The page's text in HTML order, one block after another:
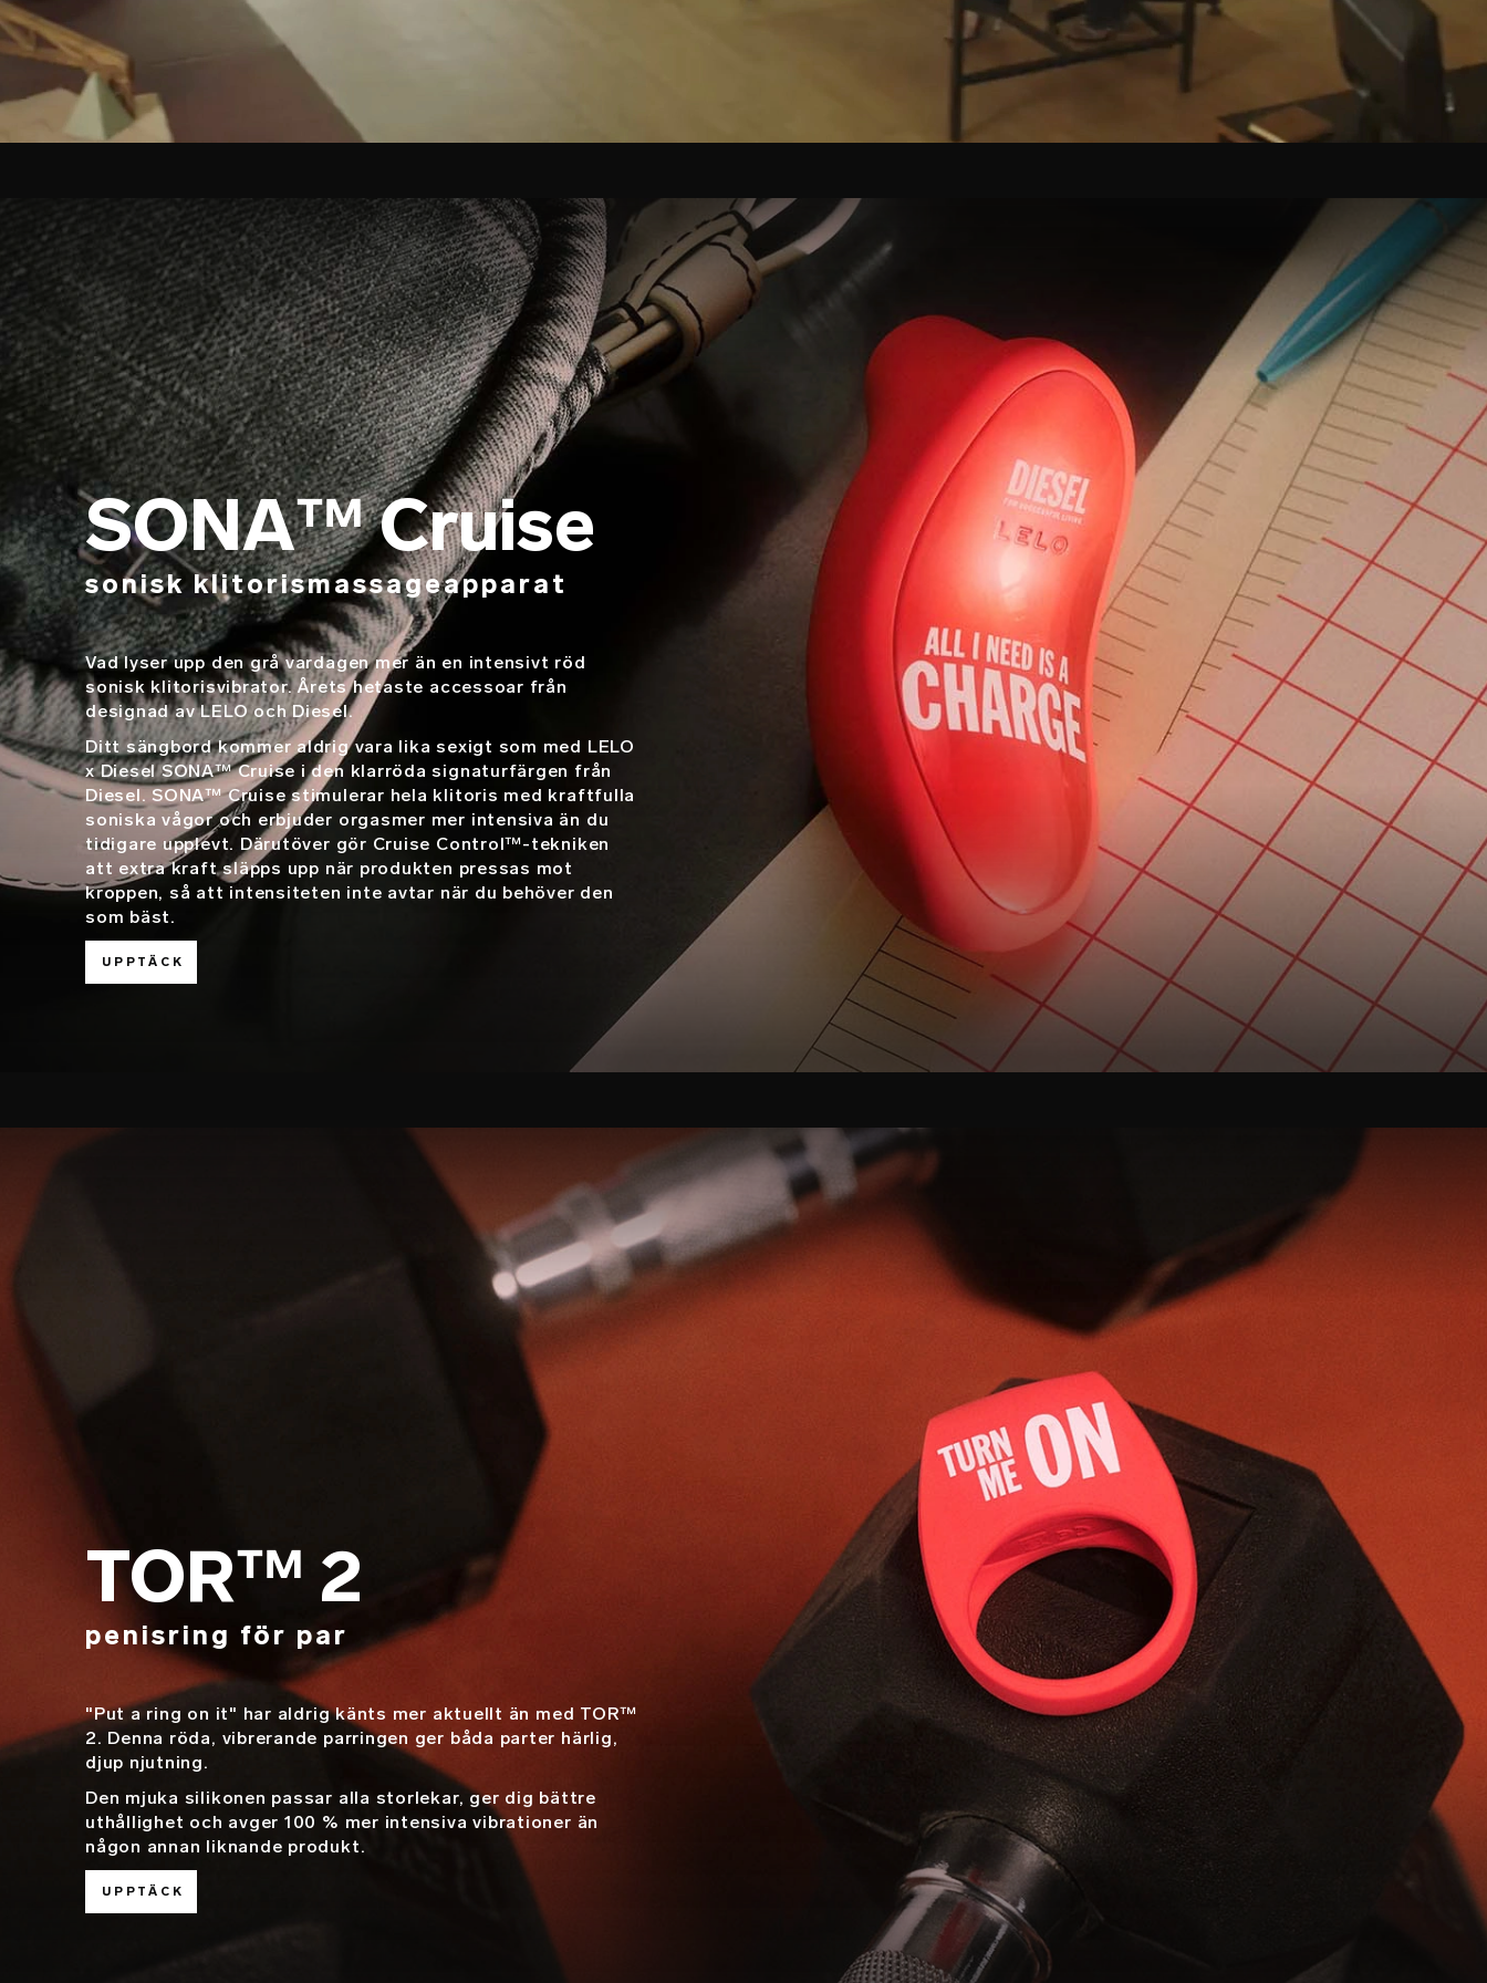
SONA™ Cruise
sonisk klitorismassageapparat
Vad lyser upp den grå vardagen mer än en intensivt röd
sonisk klitorisvibrator. Årets hetaste accessoar från
designad av LELO och Diesel.
Ditt sängbord kommer aldrig vara lika sexigt som med LELO
x Diesel SONA™ Cruise i den klarröda signaturfärgen från
Diesel. SONA™ Cruise stimulerar hela klitoris med kraftfulla
soniska vågor och erbjuder orgasmer mer intensiva än du
tidigare upplevt. Därutöver gör Cruise Control™-tekniken
att extra kraft släpps upp när produkten pressas mot
kroppen, så att intensiteten inte avtar när du behöver den
som bäst.
UPPTÄCK
TOR™ 2
penisring för par
"Put a ring on it" har aldrig känts mer aktuellt än med TOR™
2. Denna röda, vibrerande parringen ger båda parter härlig,
djup njutning.
Den mjuka silikonen passar alla storlekar, ger dig bättre
uthållighet och avger 100 % mer intensiva vibrationer än
någon annan liknande produkt.
UPPTÄCK